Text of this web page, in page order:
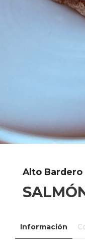
Alto Bardero
Información